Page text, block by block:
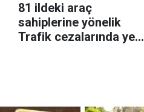
81 ildeki araç
sahiplerine yönelik
Trafik cezalarında yeni